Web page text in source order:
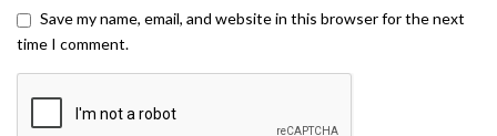
Save my name, email, and website in this browser for the next
time I comment.